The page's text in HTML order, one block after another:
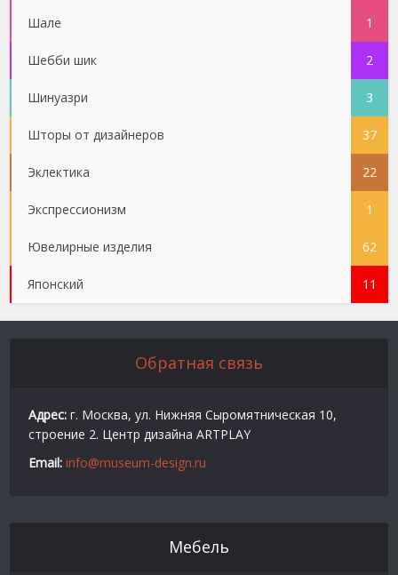
Шале 1
Шебби шик 2
Шинуазри 3
Шторы от дизайнеров 37
Эклектика 22
Экспрессионизм 1
Ювелирные изделия 62
Японский 11
Обратная связь
Адрес: г. Москва, ул. Нижняя Сыромятническая 10,
строение 2. Центр дизайна ARTPLAY
Email: info@museum-design.ru
Мебель